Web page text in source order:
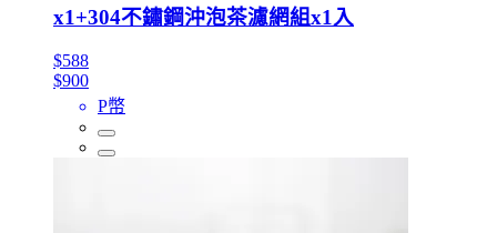
x1+304不鏽鋼沖泡茶濾網組x1入
$588
$900
P幣